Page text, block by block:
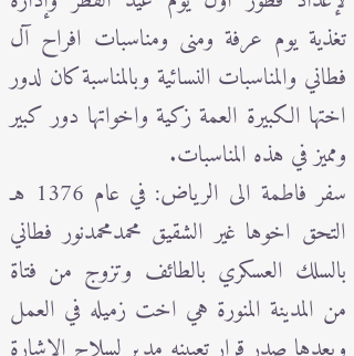
تغذية يوم عرفة ومنى ومناسبات افراح آل
فطاني والمناسبات النسائية وبالمناسبة كان لدور
اختها الكبيرة العمة زكية واخواتها دور كبير
ومميز في هذه المناسبات.
سفر فاطمة الى الرياض: في عام 1376 هـ
التحق اخوها غير الشقيق محمدمحمدنور فطاني
بالسلك العسكري بالطائف وتزوج من فتاة
من المدينة المنورة هي اخت زميله في العمل